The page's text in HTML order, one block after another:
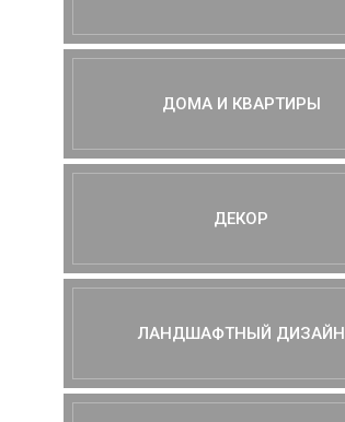
ДОМА И КВАРТИРЫ
ДЕКОР
ЛАНДШАФТНЫЙ ДИЗАЙН